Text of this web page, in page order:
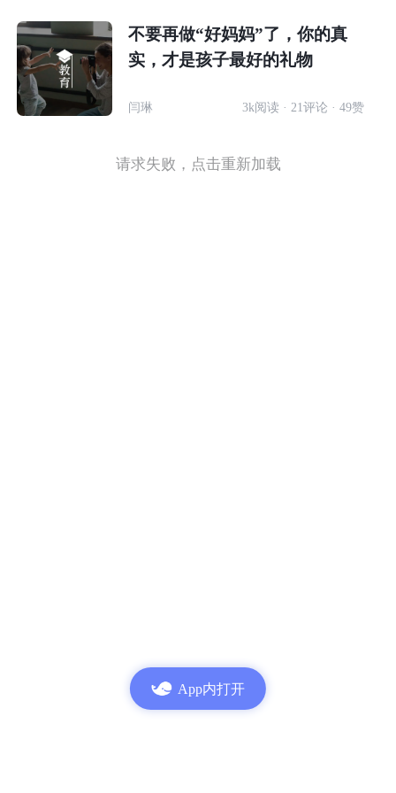
不要再做“好妈妈”了，你的真
实，才是孩子最好的礼物
闫琳 3k阅读 · 21评论 · 49赞
请求失败，点击重新加载
App内打开